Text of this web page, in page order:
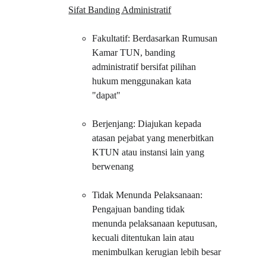
Sifat Banding Administratif
Fakultatif: Berdasarkan Rumusan
Kamar TUN, banding
administratif bersifat pilihan
hukum menggunakan kata
"dapat"
Berjenjang: Diajukan kepada
atasan pejabat yang menerbitkan
KTUN atau instansi lain yang
berwenang
Tidak Menunda Pelaksanaan:
Pengajuan banding tidak
menunda pelaksanaan keputusan,
kecuali ditentukan lain atau
menimbulkan kerugian lebih besar